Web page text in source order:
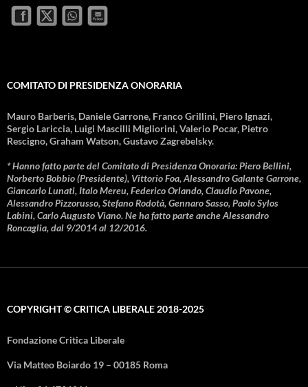
COMITATO DI PRESIDENZA ONORARIA
Mauro Barberis, Daniele Garrone, Franco Grillini, Piero Ignazi,
Sergio Lariccia, Luigi Mascilli Migliorini, Valerio Pocar, Pietro
Rescigno, Graham Watson, Gustavo Zagrebelsky.
* Hanno fatto parte del Comitato di Presidenza Onoraria: Piero Bellini,
Norberto Bobbio (Presidente), Vittorio Foa, Alessandro Galante Garrone,
Giancarlo Lunati, Italo Mereu, Federico Orlando, Claudio Pavone,
Alessandro Pizzorusso, Stefano Rodotà, Gennaro Sasso, Paolo Sylos
Labini, Carlo Augusto Viano. Ne ha fatto parte anche Alessandro
Roncaglia, dal 9/2014 al 12/2016.
COPYRIGHT © CRITICA LIBERALE 2018-2025
Fondazione Critica Liberale
Via Matteo Boiardo 19 – 00185 Roma